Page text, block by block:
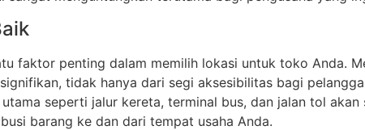
faktor penting dalam memilih lokasi untuk toko Anda.
tidak hanya dari segi aksesibilitas bagi
seperti jalur kereta, terminal bus, dan jalan tol
barang ke dan dari tempat usaha Anda.